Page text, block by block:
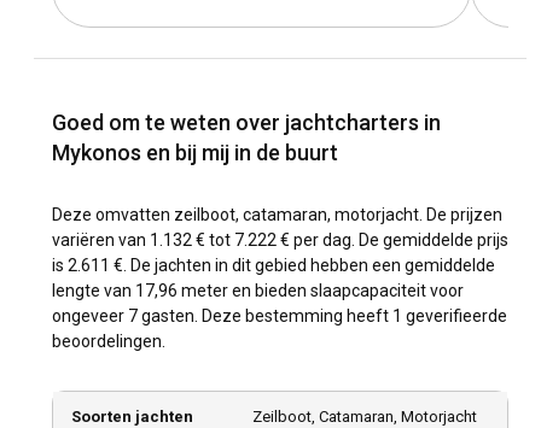
Goed om te weten over jachtcharters in
Mykonos en bij mij in de buurt
Deze omvatten zeilboot, catamaran, motorjacht. De prijzen
variëren van 1.132 € tot 7.222 € per dag. De gemiddelde prijs
is 2.611 €. De jachten in dit gebied hebben een gemiddelde
lengte van 17,96 meter en bieden slaapcapaciteit voor
ongeveer 7 gasten. Deze bestemming heeft 1 geverifieerde
beoordelingen.
Soorten jachten Zeilboot, Catamaran, Motorjacht